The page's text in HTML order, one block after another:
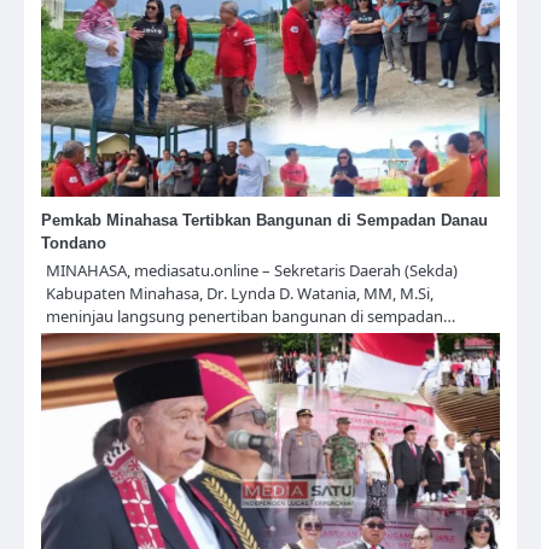
Pemkab Minahasa Tertibkan Bangunan di Sempadan Danau
Tondano
MINAHASA, mediasatu.online – Sekretaris Daerah (Sekda)
Kabupaten Minahasa, Dr. Lynda D. Watania, MM, M.Si,
meninjau langsung penertiban bangunan di sempadan…